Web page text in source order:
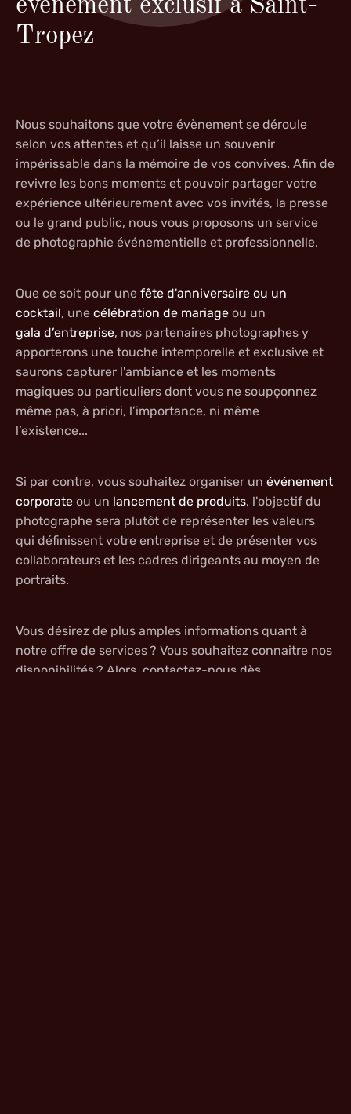
événement exclusif à Saint-
Tropez
Nous souhaitons que votre évènement se déroule
selon vos attentes et qu’il laisse un souvenir
impérissable dans la mémoire de vos convives. Afin de
revivre les bons moments et pouvoir partager votre
expérience ultérieurement avec vos invités, la presse
ou le grand public, nous vous proposons un service
de photographie événementielle et professionnelle.
Que ce soit pour une fête d'anniversaire ou un
cocktail, une célébration de mariage ou un
gala d’entreprise, nos partenaires photographes y
apporterons une touche intemporelle et exclusive et
saurons capturer l'ambiance et les moments
magiques ou particuliers dont vous ne soupçonnez
même pas, à priori, l’importance, ni même
l’existence...
Si par contre, vous souhaitez organiser un événement
corporate ou un lancement de produits, l'objectif du
photographe sera plutôt de représenter les valeurs
qui définissent votre entreprise et de présenter vos
collaborateurs et les cadres dirigeants au moyen de
portraits.
Vous désirez de plus amples informations quant à
notre offre de services ? Vous souhaitez connaitre nos
disponibilités ? Alors, contactez-nous dès